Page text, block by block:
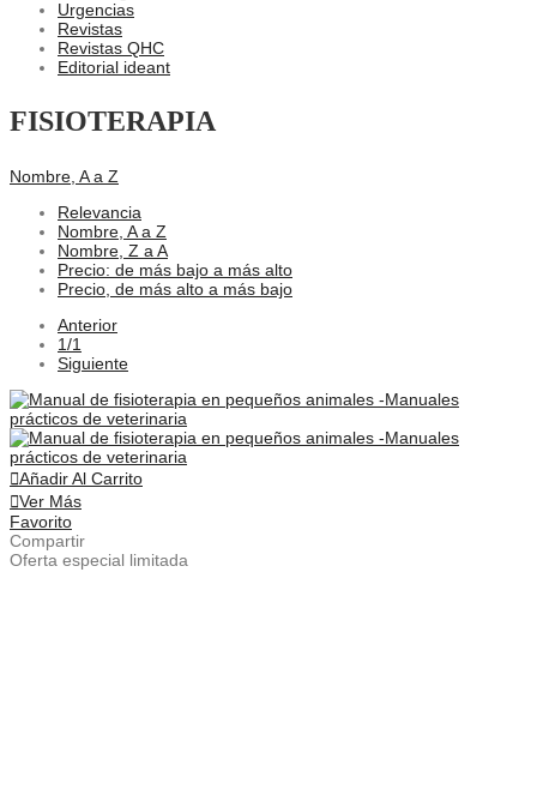
Urgencias
Revistas
Revistas QHC
Editorial ideant
FISIOTERAPIA
Nombre, A a Z
Relevancia
Nombre, A a Z
Nombre, Z a A
Precio: de más bajo a más alto
Precio, de más alto a más bajo
Anterior
1/1
Siguiente
Añadir Al Carrito
Ver Más
Favorito
Compartir
Oferta especial limitada